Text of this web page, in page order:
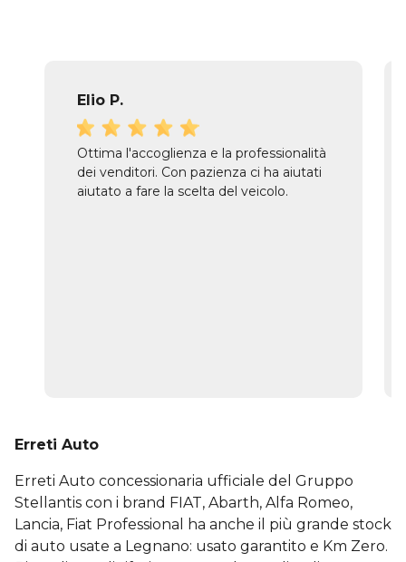
Elio P.
Ottima l'accoglienza e la professionalità
dei venditori. Con pazienza ci ha aiutati
aiutato a fare la scelta del veicolo.
Erreti Auto
Erreti Auto concessionaria ufficiale del Gruppo
Stellantis con i brand FIAT, Abarth, Alfa Romeo,
Lancia, Fiat Professional ha anche il più grande stock
di auto usate a Legnano: usato garantito e Km Zero.